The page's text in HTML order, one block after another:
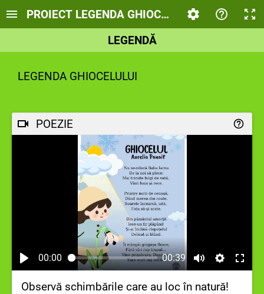
PROIECT LEGENDA GHIOCELULUI
LEGENDĂ
LEGENDA GHIOCELULUI
POEZIE
00:00 00:39
Observă schimbările care au loc în natură!